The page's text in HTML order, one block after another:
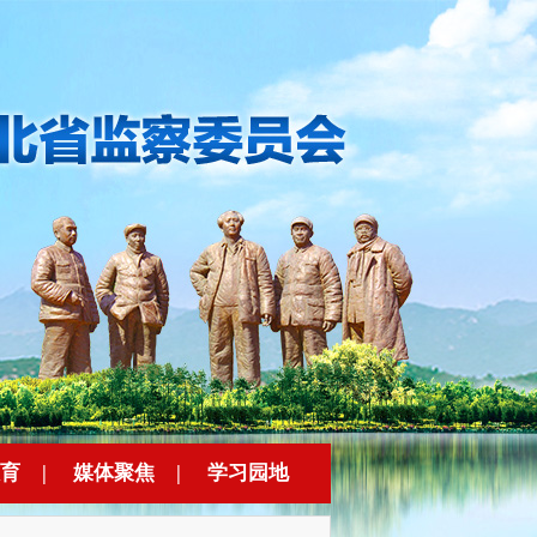
| 媒体聚焦 | 学习园地